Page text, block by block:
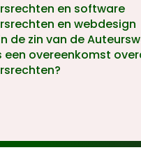
en software
en webdesign
de zin van de
een overeenkomst